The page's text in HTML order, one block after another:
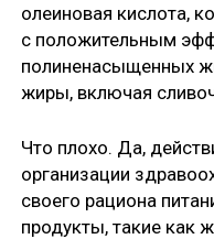
олеиновая кислота,
с положительным
полиненасыщенных
жиры, включая
Что плохо. Да,
организации
своего рациона
продукты, такие как